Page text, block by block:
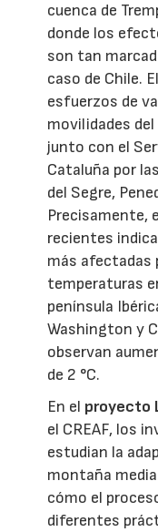
cuenca de
donde los
son tan
caso de Chile.
esfuerzos de
movilidades
junto con el
Cataluña por
del Segre,
Precisamente,
recientes
más afectadas
temperaturas
península
Washington y
observan
de 2 °C.
En el proyecto
el CREAF, los
estudian la
montaña
cómo el
diferentes